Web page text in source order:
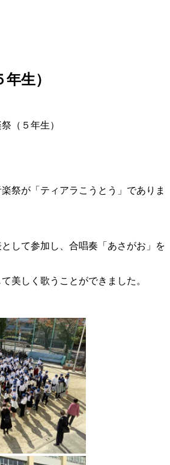
生）
（５年生）
祭が「ティアラこうとう」でありま
して参加し、合唱奏「あさがお」を
美しく歌うことができました。